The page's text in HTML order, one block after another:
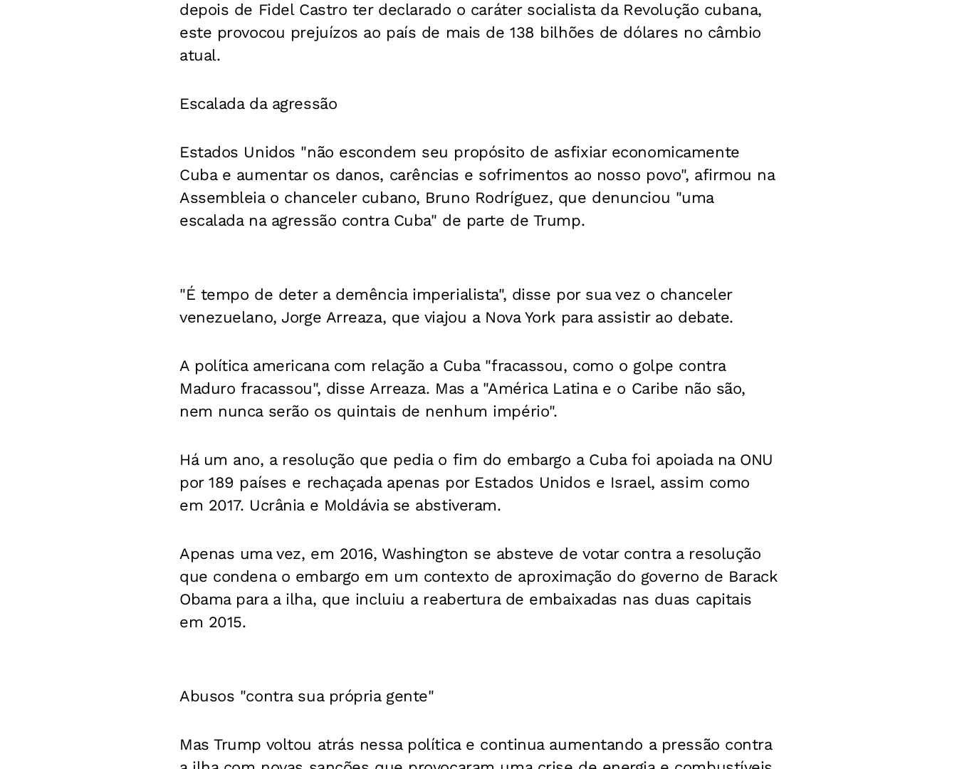
depois de Fidel Castro ter declarado o caráter socialista da Revolução cubana,
este provocou prejuízos ao país de mais de 138 bilhões de dólares no câmbio
atual.
Escalada da agressão
Estados Unidos "não escondem seu propósito de asfixiar economicamente
Cuba e aumentar os danos, carências e sofrimentos ao nosso povo", afirmou na
Assembleia o chanceler cubano, Bruno Rodríguez, que denunciou "uma
escalada na agressão contra Cuba" de parte de Trump.
"É tempo de deter a demência imperialista", disse por sua vez o chanceler
venezuelano, Jorge Arreaza, que viajou a Nova York para assistir ao debate.
A política americana com relação a Cuba "fracassou, como o golpe contra
Maduro fracassou", disse Arreaza. Mas a "América Latina e o Caribe não são,
nem nunca serão os quintais de nenhum império".
Há um ano, a resolução que pedia o fim do embargo a Cuba foi apoiada na ONU
por 189 países e rechaçada apenas por Estados Unidos e Israel, assim como
em 2017. Ucrânia e Moldávia se abstiveram.
Apenas uma vez, em 2016, Washington se absteve de votar contra a resolução
que condena o embargo em um contexto de aproximação do governo de Barack
Obama para a ilha, que incluiu a reabertura de embaixadas nas duas capitais
em 2015.
Abusos "contra sua própria gente"
Mas Trump voltou atrás nessa política e continua aumentando a pressão contra